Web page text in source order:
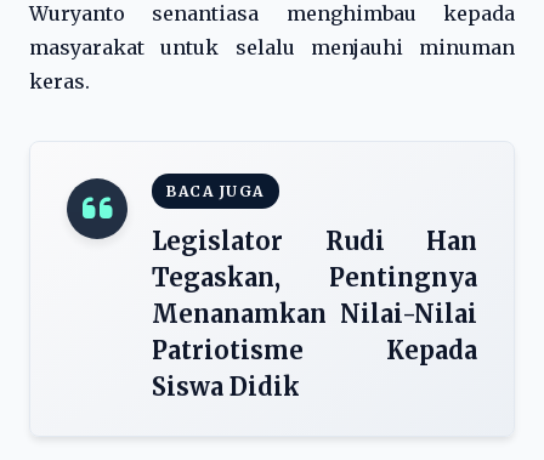
Wuryanto senantiasa menghimbau kepada
masyarakat untuk selalu menjauhi minuman
keras.
BACA JUGA
Legislator Rudi Han
Tegaskan, Pentingnya
Menanamkan Nilai-Nilai
Patriotisme Kepada
Siswa Didik